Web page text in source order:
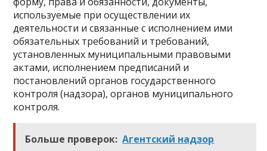
используемые при осуществлении их
деятельности и связанные с исполнением ими
обязательных требований и требований,
установленных муниципальными правовыми
актами, исполнением предписаний и
постановлений органов государственного
контроля (надзора), органов муниципального
контроля.
Больше проверок: Агентский надзор